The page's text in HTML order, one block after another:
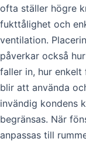
ofta ställer högre
fukttålighet och
ventilation.
påverkar också
faller in, hur enkelt
blir att använda
invändig kondens
begränsas. När
anpassas till